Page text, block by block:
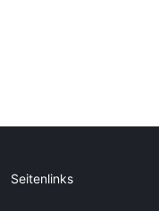
Seitenlinks